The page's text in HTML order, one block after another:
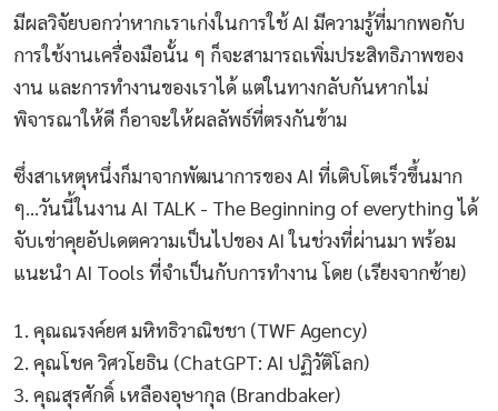
มีผลวิจัยบอกว่าหากเราเก่งในการใช้ AI มีความรู้ที่มากพอกับ
การใช้งานเครื่องมือนั้น ๆ ก็จะสามารถเพิ่มประสิทธิภาพของ
งาน และการทำงานของเราได้ แต่ในทางกลับกันหากไม่
พิจารณาให้ดี ก็อาจะให้ผลลัพธ์ที่ตรงกันข้าม
ซึ่งสาเหตุหนึ่งก็มาจากพัฒนาการของ AI ที่เติบโตเร็วขึ้นมาก
ๆ…วันนี้ในงาน AI TALK - The Beginning of everything ได้
จับเข่าคุยอัปเดตความเป็นไปของ AI ในช่วงที่ผ่านมา พร้อม
แนะนำ AI Tools ที่จำเป็นกับการทำงาน โดย (เรียงจากซ้าย)
1. คุณณรงค์ยศ มหิทธิวาณิชชา (TWF Agency)
2. คุณโชค วิศวโยธิน (ChatGPT: AI ปฏิวัติโลก)
3. คุณสุรศักดิ์ เหลืองอุษากุล (Brandbaker)